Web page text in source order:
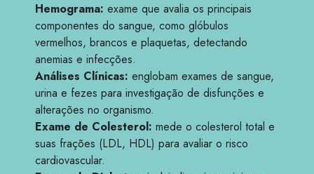
Hemograma: exame que avalia os principais
componentes do sangue, como glóbulos
vermelhos, brancos e plaquetas, detectando
anemias e infecções.
Análises Clínicas: englobam exames de sangue,
urina e fezes para investigação de disfunções e
alterações no organismo.
Exame de Colesterol: mede o colesterol total e
suas frações (LDL, HDL) para avaliar o risco
cardiovascular.